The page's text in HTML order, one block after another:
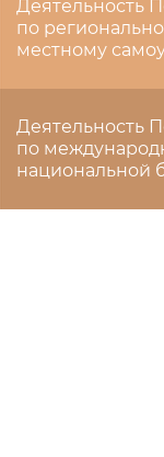
Деятельность
по
местному
Деятельность
по
национальной